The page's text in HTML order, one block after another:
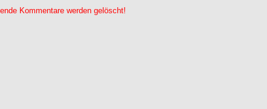
Kommentare werden gelöscht!